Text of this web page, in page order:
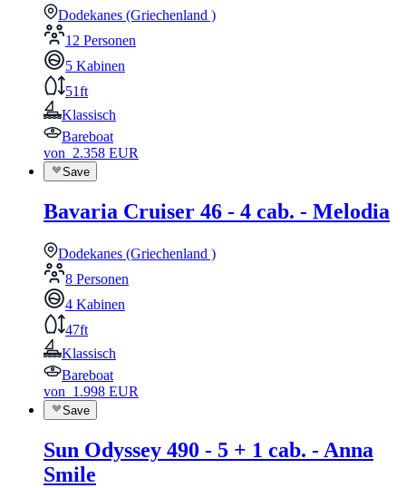
Dodekanes (Griechenland )
12 Personen
5 Kabinen
51ft
Klassisch
Bareboat
von 2.358 EUR
Save
Bavaria Cruiser 46 - 4 cab. - Melodia
Dodekanes (Griechenland )
8 Personen
4 Kabinen
47ft
Klassisch
Bareboat
von 1.998 EUR
Save
Sun Odyssey 490 - 5 + 1 cab. - Anna
Smile